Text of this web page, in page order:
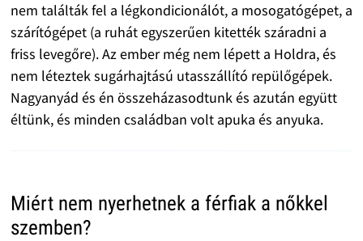
nem találták fel a légkondicionálót, a mosogatógépet, a
szárítógépet (a ruhát egyszerűen kitették száradni a
friss levegőre). Az ember még nem lépett a Holdra, és
nem léteztek sugárhajtású utasszállító repülőgépek.
Nagyanyád és én összeházasodtunk és azután együtt
éltünk, és minden családban volt apuka és anyuka.
Miért nem nyerhetnek a férfiak a nőkkel
szemben?